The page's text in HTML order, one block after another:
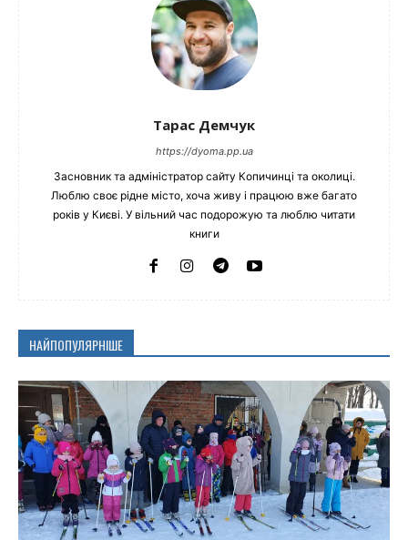
Тарас Демчук
https://dyoma.pp.ua
Засновник та адміністратор сайту Копичинці та околиці.
Люблю своє рідне місто, хоча живу і працюю вже багато
років у Києві. У вільний час подорожую та люблю читати
книги
НАЙПОПУЛЯРНІШЕ